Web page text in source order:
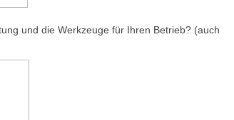
und die Werkzeuge für Ihren Betrieb? (auch